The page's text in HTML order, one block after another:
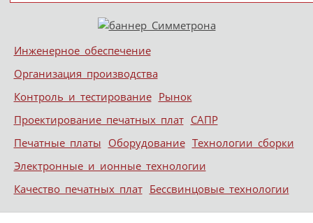
Меню
Skip to content
Инженерное обеспечение
Организация производства
Контроль и тестирование Рынок
Проектирование печатных плат САПР
Печатные платы Оборудование Технологии сборки
Электронные и ионные технологии
Качество печатных плат Бессвинцовые технологии